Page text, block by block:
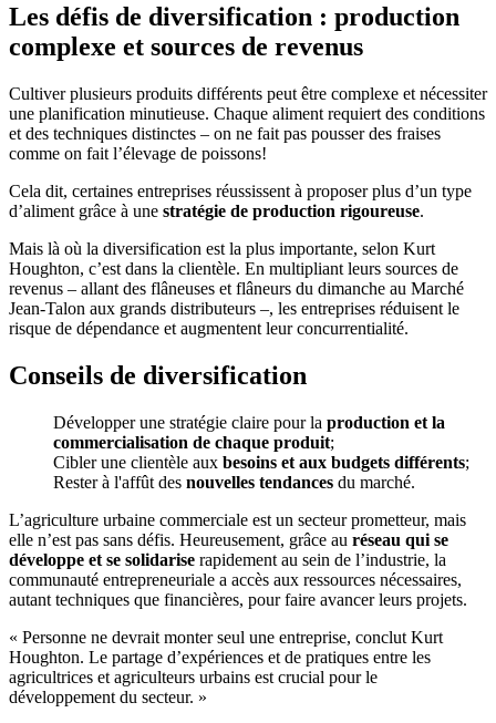
Les défis de diversification : production
complexe et sources de revenus
Cultiver plusieurs produits différents peut être complexe et nécessiter
une planification minutieuse. Chaque aliment requiert des conditions
et des techniques distinctes – on ne fait pas pousser des fraises
comme on fait l’élevage de poissons!
Cela dit, certaines entreprises réussissent à proposer plus d’un type
d’aliment grâce à une stratégie de production rigoureuse.
Mais là où la diversification est la plus importante, selon Kurt
Houghton, c’est dans la clientèle. En multipliant leurs sources de
revenus – allant des flâneuses et flâneurs du dimanche au Marché
Jean-Talon aux grands distributeurs –, les entreprises réduisent le
risque de dépendance et augmentent leur concurrentialité.
Conseils de diversification
Développer une stratégie claire pour la production et la
commercialisation de chaque produit;
Cibler une clientèle aux besoins et aux budgets différents;
Rester à l'affût des nouvelles tendances du marché.
L’agriculture urbaine commerciale est un secteur prometteur, mais
elle n’est pas sans défis. Heureusement, grâce au réseau qui se
développe et se solidarise rapidement au sein de l’industrie, la
communauté entrepreneuriale a accès aux ressources nécessaires,
autant techniques que financières, pour faire avancer leurs projets.
« Personne ne devrait monter seul une entreprise, conclut Kurt
Houghton. Le partage d’expériences et de pratiques entre les
agricultrices et agriculteurs urbains est crucial pour le
développement du secteur. »